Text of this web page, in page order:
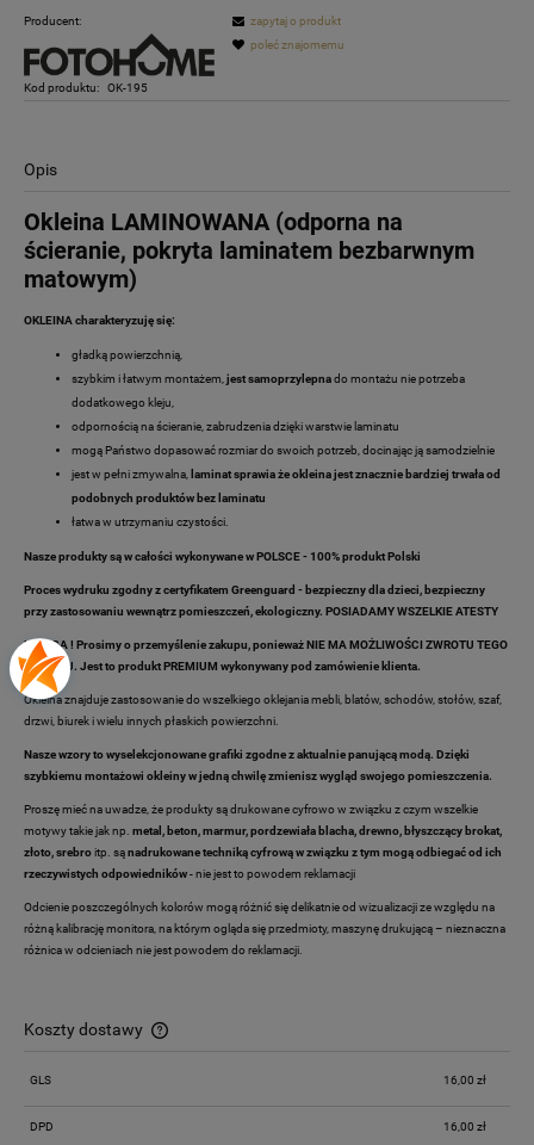
Producent:
Kod produktu: OK-195
zapytaj o produkt
poleć znajomemu
Opis
Okleina LAMINOWANA (odporna na
ścieranie, pokryta laminatem bezbarwnym
matowym)
OKLEINA charakteryzuję się:
gładką powierzchnią,
szybkim i łatwym montażem, jest samoprzylepnado montażu nie potrzeba
dodatkowego kleju,
odpornością na ścieranie, zabrudzenia dzięki warstwie laminatu
mogą Państwo dopasować rozmiar do swoich potrzeb, docinając ją samodzielnie
jest w pełni zmywalna,
laminat sprawia że okleina jest znacznie bardziej trwała od
podobnych produktów bez laminatu
łatwa w utrzymaniu czystości.
Nasze produkty są w całości wykonywane w POLSCE - 100% produkt Polski
Proces wydruku zgodny z certyfikatem Greenguard - bezpieczny dla dzieci, bezpieczny
przy zastosowaniu wewnątrz pomieszczeń, ekologiczny. POSIADAMY WSZELKIE ATESTY
UWAGA ! Prosimy o przemyślenie zakupu, ponieważ NIE MA MOŻLIWOŚCI ZWROTU TEGO
TOWARU. Jest to produkt PREMIUM wykonywany pod zamówienie klienta.
Okleina znajduje zastosowanie do wszelkiego oklejania mebli, blatów, schodów, stołów, szaf,
drzwi, biurek i wielu innych płaskich powierzchni.
Nasze wzory to wyselekcjonowane grafiki zgodne z aktualnie panującą modą. Dzięki
szybkiemu montażowi okleiny w jedną chwilę zmienisz wygląd swojego pomieszczenia.
Proszę mieć na uwadze, że produkty są drukowane cyfrowo w związku z czym wszelkie
motywy takie jak np. metal, beton, marmur, pordzewiała blacha, drewno, błyszczący brokat,
złoto, srebroitp. sąnadrukowane techniką cyfrową w związku z tym mogą odbiegać od ich
rzeczywistych odpowiedników- nie jest to powodem reklamacji
Odcienie poszczególnych kolorów mogą różnić się delikatnie od wizualizacji ze względu na
różną kalibrację monitora, na którym ogląda się przedmioty, maszynę drukującą – nieznaczna
różnica w odcieniach nie jest powodem do reklamacji.
Koszty dostawy
Cena nie zawiera ewentualnych kosztów płatności
GLS 16,00 zł
DPD 16,00 zł